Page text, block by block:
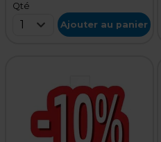
Qté
1 Ajouter au panier